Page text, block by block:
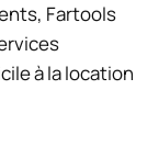
Fartools
à la location